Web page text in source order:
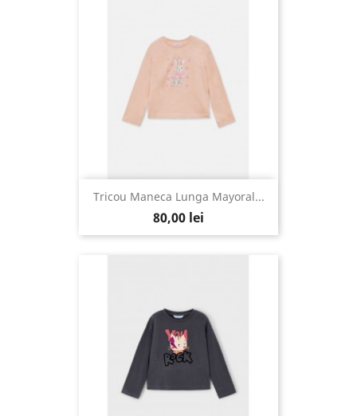
Tricou Maneca Lunga Mayoral...
80,00 lei